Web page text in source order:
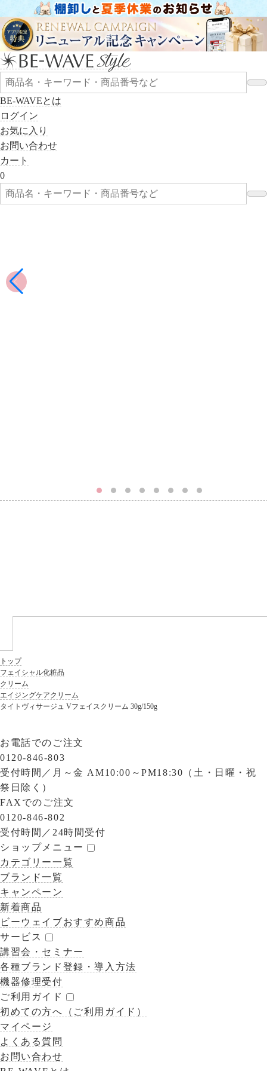
BE-WAVEとは
ログイン
お気に入り
お問い合わせ
カート
0
トップ
フェイシャル化粧品
クリーム
エイジングケアクリーム
タイトヴィサージュ Vフェイスクリーム 30g/150g
お電話でのご注文
0120-846-803
受付時間／ 月～金 AM10:00～PM18:30（土・日曜・祝
祭日除く）
FAXでのご注文
0120-846-802
受付時間／ 24時間受付
ショップメニュー
カテゴリー一覧
ブランド一覧
キャンペーン
新着商品
ビーウェイブおすすめ商品
サービス
講習会・セミナー
各種ブランド登録・導入方法
機器修理受付
ご利用ガイド
初めての方へ（ご利用ガイド）
マイページ
よくある質問
お問い合わせ